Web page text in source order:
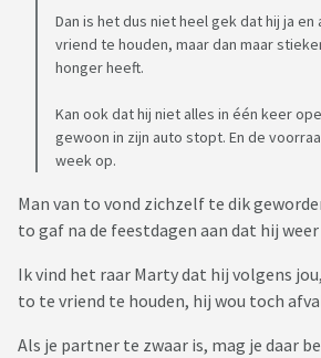
Dan is het dus niet heel gek dat hij ja
vriend te houden, maar dan maar
honger heeft.
Kan ook dat hij niet alles in één keer
gewoon in zijn auto stopt. En de
week op.
Man van to vond zichzelf te dik
to gaf na de feestdagen aan dat hij
Ik vind het raar Marty dat hij volgens
to te vriend te houden, hij wou toch
Als je partner te zwaar is, mag je daar